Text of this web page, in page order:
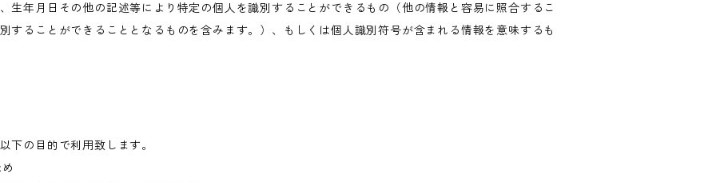
生年月日その他の記述等により特定の個人を識別することができるもの（他の情報と容易に照合するこ
することができることとなるものを含みます。）、もしくは個人識別符号が含まれる情報を意味するも
下の目的で利用致します。